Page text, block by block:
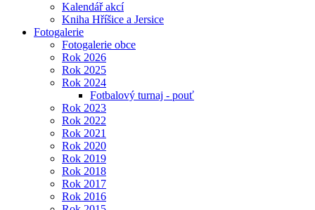
Kalendář akcí
Kniha Hříšice a Jersice
Fotogalerie
Fotogalerie obce
Rok 2026
Rok 2025
Rok 2024
Fotbalový turnaj - pouť
Rok 2023
Rok 2022
Rok 2021
Rok 2020
Rok 2019
Rok 2018
Rok 2017
Rok 2016